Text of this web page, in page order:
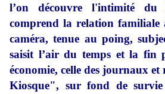
l’on découvre l'intimité
comprend la relation familiale
caméra, tenue au poing,
saisit l’air du temps et la fin
économie, celle des journaux
Kiosque", sur fond de